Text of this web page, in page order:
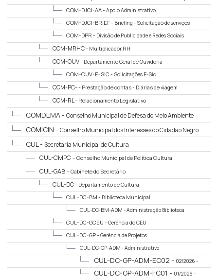
COM-DJCI-AA - Apoio Administrativo
COM-DJCI-BRIEF - Briefing - Solicitação de serviços
COM-DPR - Divisão de Publicidade e Redes Sociais
COM-MRHC - Multiplicador RH
COM-OUV - Departamento Geral de Ouvidoria
COM-OUV-E-SIC - Solicitações E-Sic
COM-PC- - Prestação de contas - Diárias de viagem
COM-RL - Relacionamento Legislativo
COMDEMA - Conselho Municipal de Defesa do Meio Ambiente
COMICIN - Conselho Municipal dos Interesses do Cidadão Negro
CUL - Secretaria Municipal de Cultura
CUL-CMPC - Conselho Municipal de Política Cultural
CUL-GAB - Gabinete do Secretário
CUL-DC - Departamento de Cultura
CUL-DC-BM - Biblioteca Municipal
CUL-DC-BM-ADM -Administração Biblioteca
CUL-DC-GCEU - Gerência do CEU
CUL-DC-GP - Gerência de Projetos
CUL-DC-GP-ADM -Administrativo
CUL-DC-GP-ADM-EC02 - 02/2026 -
CUL-DC-GP-ADM-FC01 - 01/2026 -